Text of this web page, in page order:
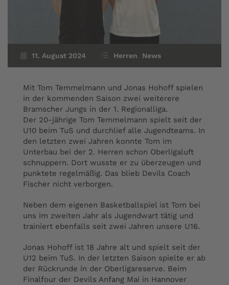
11. August 2024 Herren News
Mit Tom Temmelmann und Jonas Hohoff spielen
in der kommenden Saison zwei weiterere
Bramscher Jungs in der 1. Regionalliga.
Der 20-jährige Tom Temmelmann spielt seit der
U10 beim TuS und durchlief alle Jugendteams. In
den letzten zwei Jahren konnte Tom im
Unterbau bei der 2. Herren schon Oberligaluft
schnuppern. Dort wusste er zu überzeugen und
punktete regelmäßig. Das blieb Devils Coach
Fischer nicht verborgen.
Neben dem eigenen Basketballspiel ist Tom bei
uns im zweiten Jahr als Jugendwart tätig und
trainiert ebenfalls seit zwei Jahren unsere U16.
Jonas Hohoff ist 18 Jahre alt und spielt seit der
U12 beim TuS. In der letzten Saison spielte er ab
der Rückrunde in der Oberligareserve. Beim
Finalfour der Devils Anfang Mai in Hannover